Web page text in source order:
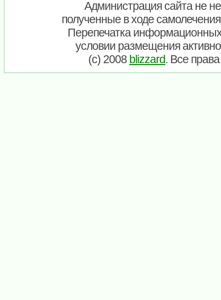
Администрация сайта не
полученные в ходе
Перепечатка
условии размещения
(c) 2008 blizzard. Все